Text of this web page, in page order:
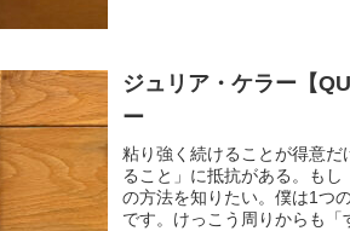
ジュリア・ケラー【
ー
粘り強く続けることが得意
ること」に抵抗がある。も
の方法を知りたい。僕は1つ
です。けっこう周りからも